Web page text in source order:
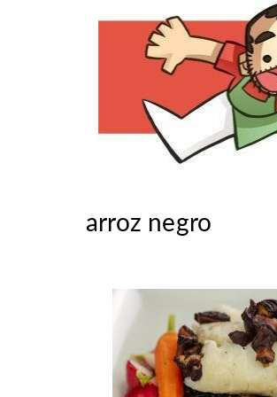
arroz negro